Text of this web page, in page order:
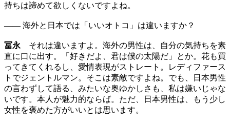
持ちは諦めて欲しくないですよね。
—— 海外と日本では「いいオトコ」は違いますか？
冨永 それは違いますよ。海外の男性は、自分の気持ちを素
直に口に出す。「好きだよ、君は僕の太陽だ」とか。花も買
ってきてくれるし、愛情表現がストレート。レディファース
トでジェントルマン。そこは素敵ですよね。でも、日本男性
の言わずして語る、みたいな奥ゆかしさも、私は嫌いじゃな
いです。本人が魅力的ならば。ただ、日本男性は、もう少し
女性を褒めた方がいいとは思います。